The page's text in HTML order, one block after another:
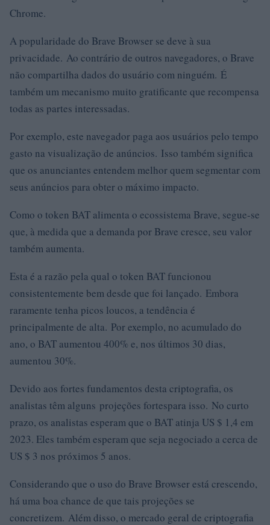
Chrome.
A popularidade do Brave Browser se deve à sua
privacidade. Ao contrário de outros navegadores, o Brave
não compartilha dados do usuário com ninguém. É
também um mecanismo muito gratificante que recompensa
todas as partes interessadas.
Por exemplo, este navegador paga aos usuários pelo tempo
gasto na visualização de anúncios. Isso também significa
que os anunciantes entendem melhor quem segmentar com
seus anúncios para obter o máximo impacto.
Como o token BAT alimenta o ecossistema Brave, segue-se
que, à medida que a demanda por Brave cresce, seu valor
também aumenta.
Esta é a razão pela qual o token BAT funcionou
consistentemente bem desde que foi lançado. Embora
raramente tenha picos loucos, a tendência é
principalmente de alta. Por exemplo, no acumulado do
ano, o BAT aumentou 400% e, nos últimos 30 dias,
aumentou 30%.
Devido aos fortes fundamentos desta criptografia, os
analistas têm alguns projeções fortespara isso. No curto
prazo, os analistas esperam que o BAT atinja US $ 1,4 em
2023. Eles também esperam que seja negociado a cerca de
US $ 3 nos próximos 5 anos.
Considerando que o uso do Brave Browser está crescendo,
há uma boa chance de que tais projeções se
concretizem. Além disso, o mercado geral de criptografia